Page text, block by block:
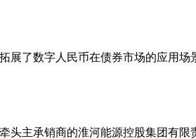
展了数字人民币在债券市场的应用场
头主承销商的淮河能源控股集团有限